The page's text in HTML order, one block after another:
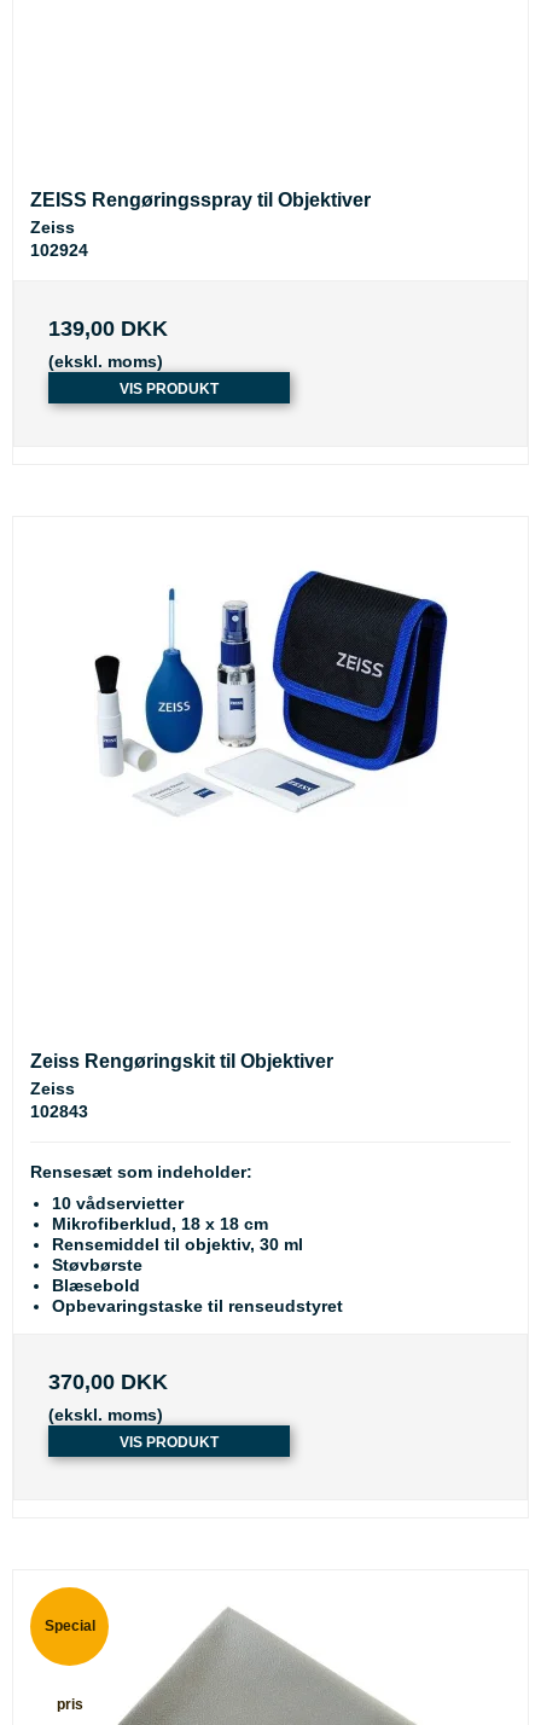
ZEISS Rengøringsspray til Objektiver
Zeiss
102924
139,00 DKK
(ekskl. moms)
VIS PRODUKT
Zeiss Rengøringskit til Objektiver
Zeiss
102843
Rensesæt som indeholder:
10 vådservietter
Mikrofiberklud, 18 x 18 cm
Rensemiddel til objektiv, 30 ml
Støvbørste
Blæsebold
Opbevaringstaske til renseudstyret
370,00 DKK
(ekskl. moms)
VIS PRODUKT
Special
pris